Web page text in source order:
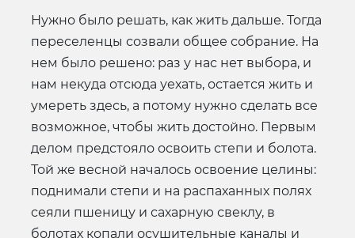
Нужно было решать, как жить дальше. Тогда
переселенцы созвали общее собрание. На
нем было решено: раз у нас нет выбора, и
нам некуда отсюда уехать, остается жить и
умереть здесь, а потому нужно сделать все
возможное, чтобы жить достойно. Первым
делом предстояло освоить степи и болота.
Той же весной началось освоение целины:
поднимали степи и на распаханных полях
сеяли пшеницу и сахарную свеклу, в
болотах копали осушительные каналы и